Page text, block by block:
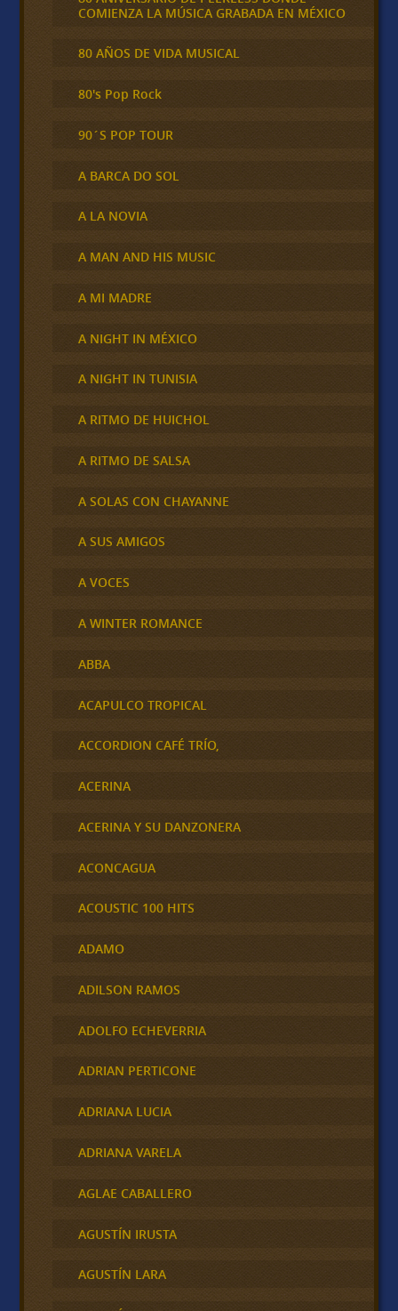
COMIENZA LA MÚSICA GRABADA EN MÉXICO
80 AÑOS DE VIDA MUSICAL
80's Pop Rock
90´S POP TOUR
A BARCA DO SOL
A LA NOVIA
A MAN AND HIS MUSIC
A MI MADRE
A NIGHT IN MÉXICO
A NIGHT IN TUNISIA
A RITMO DE HUICHOL
A RITMO DE SALSA
A SOLAS CON CHAYANNE
A SUS AMIGOS
A VOCES
A WINTER ROMANCE
ABBA
ACAPULCO TROPICAL
ACCORDION CAFÉ TRÍO,
ACERINA
ACERINA Y SU DANZONERA
ACONCAGUA
ACOUSTIC 100 HITS
ADAMO
ADILSON RAMOS
ADOLFO ECHEVERRIA
ADRIAN PERTICONE
ADRIANA LUCIA
ADRIANA VARELA
AGLAE CABALLERO
AGUSTÍN IRUSTA
AGUSTÍN LARA